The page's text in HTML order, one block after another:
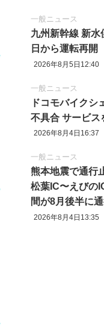
一般ニュース
九州新幹線 新
日から運転再開
2026年8月5日12:40
一般ニュース
ドコモバイクシ
不具合 サービス
2026年8月4日16:37
一般ニュース
熊本地震で通行
松葉IC〜えびの
間が8月後半に
2026年8月4日13:35